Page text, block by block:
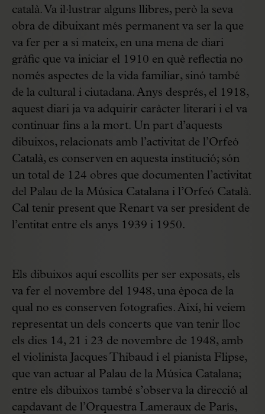
català. Va il·lustrar alguns llibres, però la seva
obra de dibuixant més permanent va ser la que
va fer per a si mateix, en una mena de diari
gràfic que va iniciar el 1910 en què reflectia no
només aspectes de la vida familiar, sinó també
de la cultural i ciutadana. Anys després, el 1918,
aquest diari ja va adquirir caràcter literari i el va
continuar fins a la mort. Un part d’aquests
dibuixos, relacionats amb l’activitat de l’Orfeó
Català, es conserven en aquesta institució; són
un total de 124 obres que documenten l’activitat
del Palau de la Música Catalana i l’Orfeó Català.
Cal tenir present que Renart va ser president de
l’entitat entre els anys 1939 i 1950.
Els dibuixos aquí escollits per ser exposats, els
va fer el novembre del 1948, una època de la
qual no es conserven fotografies. Així, hi veiem
representat un dels concerts que van tenir lloc
els dies 14, 21 i 23 de novembre de 1948, amb
el violinista Jacques Thibaud i el pianista Flipse,
que van actuar al Palau de la Música Catalana;
entre els dibuixos també s’observa la direcció al
capdavant de l’Orquestra Lameraux de París,